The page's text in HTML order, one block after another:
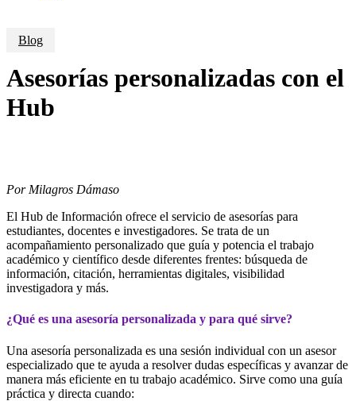
Blog
Asesorías personalizadas con el
Hub
Por Milagros Dámaso
El Hub de Información ofrece el servicio de asesorías para
estudiantes, docentes e investigadores. Se trata de un
acompañamiento personalizado que guía y potencia el trabajo
académico y científico desde diferentes frentes: búsqueda de
información, citación, herramientas digitales, visibilidad
investigadora y más.
¿Qué es una asesoría personalizada y para qué sirve?
Una asesoría personalizada es una sesión individual con un asesor
especializado que te ayuda a resolver dudas específicas y avanzar de
manera más eficiente en tu trabajo académico. Sirve como una guía
práctica y directa cuando: